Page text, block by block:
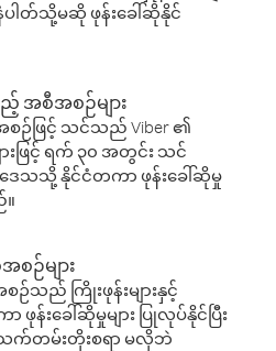
ပါတ်သို့မဆို ဖုန်းခေါ်ဆိုနိုင်
အစီအစဉ်များ
စဉ်ဖြင့် သင်သည် Viber ၏
ဖြင့် ရက် ၃၀ အတွင်း သင်
သသို့ နိုင်ငံတကာ ဖုန်းခေါ်ဆိုမှု
စဉ်များ
ဉ်သည် ကြိုးဖုန်းများနှင့်
ဖုန်းခေါ်ဆိုမှုများ ပြုလုပ်နိုင်ပြီး
တမ်းတိုးစရာ မလိုဘဲ